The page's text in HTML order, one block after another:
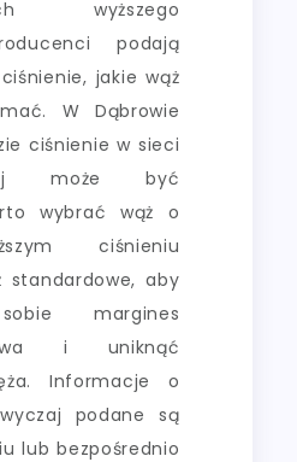
wyższego
podają
jakie wąż
W Dąbrowie
ciśnienie w sieci
może być
wybrać wąż o
ciśnieniu
standardowe, aby
margines
i uniknąć
Informacje o
podane są
lub bezpośrednio